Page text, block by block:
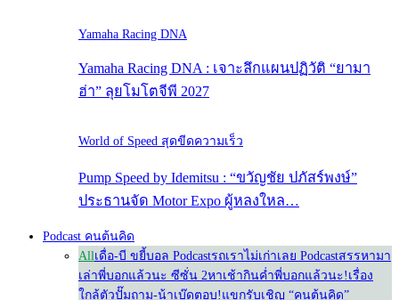
Yamaha Racing DNA
Yamaha Racing DNA : เจาะลึกแผนปฏิวัติ “ยามา
ฮ่า” ลุยโมโตจีพี 2027
World of Speed สุดขีดความเร็ว
Pump Speed by Idemitsu : “ขวัญชัย ปภัสร์พงษ์”
ประธานจัด Motor Expo ผู้หลงใหล…
Podcast คนต้นคิด
Allเดื่อ-บี ขยี้บอล Podcastรถเราไม่เก่าเลย Podcastสรรหามา
เล่าพี่บอกแล้วนะ ซีซั่น 2หาเช้ากินค่ำพี่บอกแล้วนะ! เรื่อง
ใกล้ตัวปั๊มถาม-น้าเบ๊ดตอบ! แขกรับเชิญ “คนต้นคิด”